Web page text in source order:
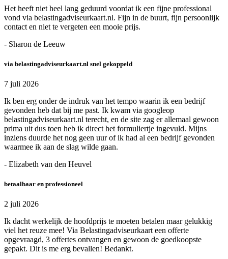
Het heeft niet heel lang geduurd voordat ik een fijne professional
vond via belastingadviseurkaart.nl. Fijn in de buurt, fijn persoonlijk
contact en niet te vergeten een mooie prijs.
- Sharon de Leeuw
via belastingadviseurkaart.nl snel gekoppeld
7 juli 2026
Ik ben erg onder de indruk van het tempo waarin ik een bedrijf
gevonden heb dat bij me past. Ik kwam via googleop
belastingadviseurkaart.nl terecht, en de site zag er allemaal gewoon
prima uit dus toen heb ik direct het formuliertje ingevuld. Mijns
inziens duurde het nog geen uur of ik had al een bedrijf gevonden
waarmee ik aan de slag wilde gaan.
- Elizabeth van den Heuvel
betaalbaar en professioneel
2 juli 2026
Ik dacht werkelijk de hoofdprijs te moeten betalen maar gelukkig
viel het reuze mee! Via Belastingadviseurkaart een offerte
opgevraagd, 3 offertes ontvangen en gewoon de goedkoopste
gepakt. Dit is me erg bevallen! Bedankt.